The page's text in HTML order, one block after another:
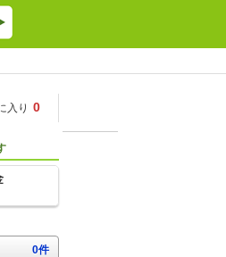
入り 0
0件